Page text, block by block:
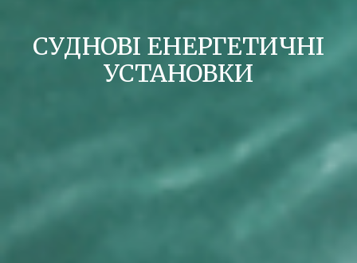
СУДНОВІ ЕНЕРГЕТИЧНІ
УСТАНОВКИ